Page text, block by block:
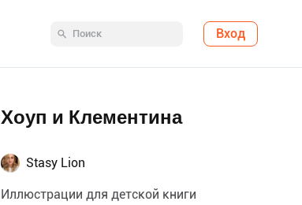
Вход
Хоуп и Клементина
Stasy Lion
Иллюстрации для детской книги